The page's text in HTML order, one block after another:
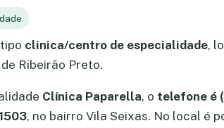
clinica/centro de especialidade,
Ribeirão Preto.
Clínica Paparella, o telefone é
, no bairro Vila Seixas. No local é